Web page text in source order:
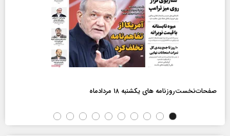
صفحات‌نخست‌روزنامه ها‌ی یکشنبه ۱۸ مردادماه